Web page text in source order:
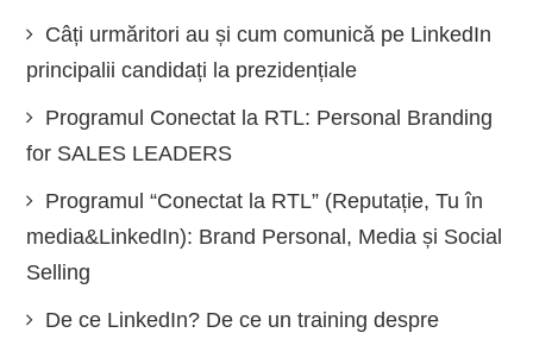
Câți urmăritori au și cum comunică pe LinkedIn
principalii candidați la prezidențiale
Programul Conectat la RTL: Personal Branding
for SALES LEADERS
Programul “Conectat la RTL” (Reputație, Tu în
media&LinkedIn): Brand Personal, Media și Social
Selling
De ce LinkedIn? De ce un training despre